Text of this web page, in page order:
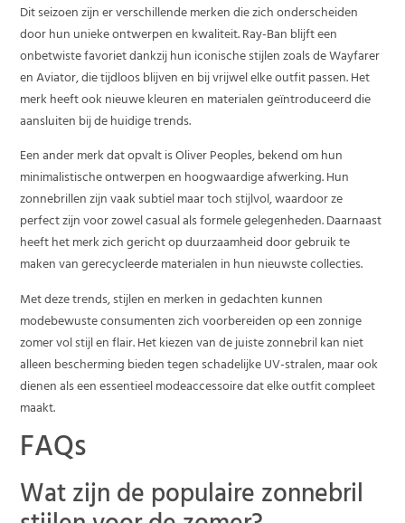
Dit seizoen zijn er verschillende merken die zich onderscheiden
door hun unieke ontwerpen en kwaliteit. Ray-Ban blijft een
onbetwiste favoriet dankzij hun iconische stijlen zoals de Wayfarer
en Aviator, die tijdloos blijven en bij vrijwel elke outfit passen. Het
merk heeft ook nieuwe kleuren en materialen geïntroduceerd die
aansluiten bij de huidige trends.
Een ander merk dat opvalt is Oliver Peoples, bekend om hun
minimalistische ontwerpen en hoogwaardige afwerking. Hun
zonnebrillen zijn vaak subtiel maar toch stijlvol, waardoor ze
perfect zijn voor zowel casual als formele gelegenheden. Daarnaast
heeft het merk zich gericht op duurzaamheid door gebruik te
maken van gerecycleerde materialen in hun nieuwste collecties.
Met deze trends, stijlen en merken in gedachten kunnen
modebewuste consumenten zich voorbereiden op een zonnige
zomer vol stijl en flair. Het kiezen van de juiste zonnebril kan niet
alleen bescherming bieden tegen schadelijke UV-stralen, maar ook
dienen als een essentieel modeaccessoire dat elke outfit compleet
maakt.
FAQs
Wat zijn de populaire zonnebril